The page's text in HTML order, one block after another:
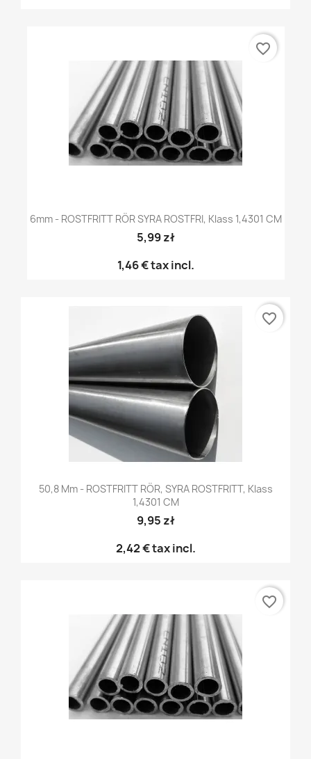
6mm - ROSTFRITT RÖR SYRA ROSTFRI, Klass 1,4301 CM
5,99 zł
1,46 €tax incl.
favorite_border
50,8 Mm - ROSTFRITT RÖR, SYRA ROSTFRITT, Klass
1,4301 CM
9,95 zł
2,42 €tax incl.
favorite_border
favorite_border